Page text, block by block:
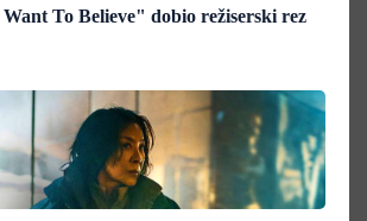
To Believe" dobio režiserski rez